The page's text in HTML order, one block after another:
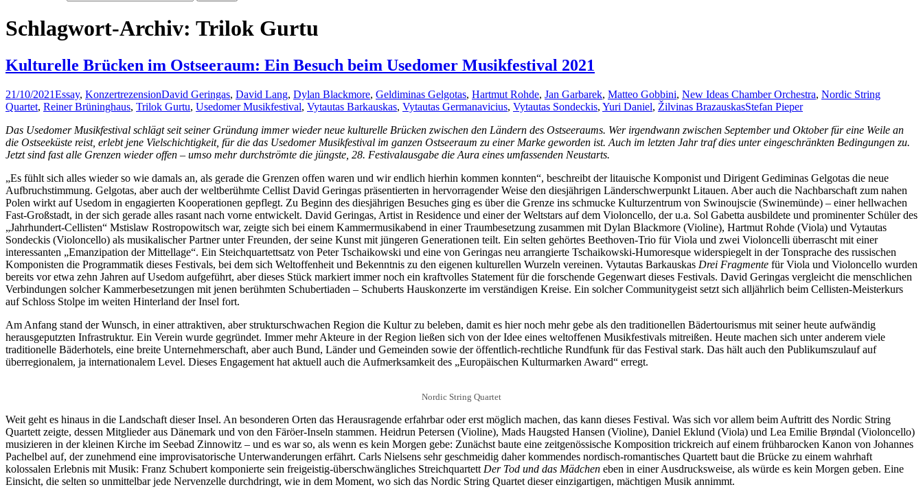
Schlagwort-Archiv: Trilok Gurtu
Kulturelle Brücken im Ostseeraum: Ein Besuch beim Usedomer Musikfestival 2021
21/10/2021Essay, KonzertrezensionDavid Geringas, David Lang, Dylan Blackmore, Geldiminas Gelgotas, Hartmut Rohde, Jan Garbarek, Matteo Gobbini, New Ideas Chamber Orchestra, Nordic String
Quartet, Reiner Brüninghaus, Trilok Gurtu, Usedomer Musikfestival, Vytautas Barkauskas, Vytautas Germanavicius, Vytautas Sondeckis, Yuri Daniel, Žilvinas BrazauskasStefan Pieper
Das Usedomer Musikfestival schlägt seit seiner Gründung immer wieder neue kulturelle Brücken zwischen den Ländern des Ostseeraums. Wer irgendwann zwischen September und Oktober für eine Weile an
die Ostseeküste reist, erlebt jene Vielschichtigkeit, für die das Usedomer Musikfestival im ganzen Ostseeraum zu einer Marke geworden ist. Auch im letzten Jahr traf dies unter eingeschränkten Bedingungen zu.
Jetzt sind fast alle Grenzen wieder offen – umso mehr durchströmte die jüngste, 28. Festivalausgabe die Aura eines umfassenden Neustarts.
„Es fühlt sich alles wieder so wie damals an, als gerade die Grenzen offen waren und wir endlich hierhin kommen konnten“, beschreibt der litauische Komponist und Dirigent Gediminas Gelgotas die neue
Aufbruchstimmung. Gelgotas, aber auch der weltberühmte Cellist David Geringas präsentierten in hervorragender Weise den diesjährigen Länderschwerpunkt Litauen. Aber auch die Nachbarschaft zum nahen
Polen wirkt auf Usedom in engagierten Kooperationen gepflegt. Zu Beginn des diesjährigen Besuches ging es über die Grenze ins schmucke Kulturzentrum von Swinoujscie (Swinemünde) – einer hellwachen
Fast-Großstadt, in der sich gerade alles rasant nach vorne entwickelt. David Geringas, Artist in Residence und einer der Weltstars auf dem Violoncello, der u.a. Sol Gabetta ausbildete und prominenter Schüler des
„Jahrhundert-Cellisten“ Mstislaw Rostropowitsch war, zeigte sich bei einem Kammermusikabend in einer Traumbesetzung zusammen mit Dylan Blackmore (Violine), Hartmut Rohde (Viola) und Vytautas
Sondeckis (Violoncello) als musikalischer Partner unter Freunden, der seine Kunst mit jüngeren Generationen teilt. Ein selten gehörtes Beethoven-Trio für Viola und zwei Violoncelli überrascht mit einer
interessanten „Emanzipation der Mittellage“. Ein Steichquartettsatz von Peter Tschaikowski und eine von Geringas neu arrangierte Tschaikowski-Humoresque widerspiegelt in der Tonsprache des russischen
Komponisten die Programmatik dieses Festivals, bei dem sich Weltoffenheit und Bekenntnis zu den eigenen kulturellen Wurzeln vereinen. Vytautas Barkauskas Drei Fragmente für Viola und Violoncello wurden
bereits vor etwa zehn Jahren auf Usedom aufgeführt, aber dieses Stück markiert immer noch ein kraftvolles Statement für die forschende Gegenwart dieses Festivals. David Geringas vergleicht die menschlichen
Verbindungen solcher Kammerbesetzungen mit jenen berühmten Schubertiaden – Schuberts Hauskonzerte im verständigen Kreise. Ein solcher Communitygeist setzt sich alljährlich beim Cellisten-Meisterkurs
auf Schloss Stolpe im weiten Hinterland der Insel fort.
Am Anfang stand der Wunsch, in einer attraktiven, aber strukturschwachen Region die Kultur zu beleben, damit es hier noch mehr gebe als den traditionellen Bädertourismus mit seiner heute aufwändig
herausgeputzten Infrastruktur. Ein Verein wurde gegründet. Immer mehr Akteure in der Region ließen sich von der Idee eines weltoffenen Musikfestivals mitreißen. Heute machen sich unter anderem viele
traditionelle Bäderhotels, eine breite Unternehmerschaft, aber auch Bund, Länder und Gemeinden sowie der öffentlich-rechtliche Rundfunk für das Festival stark. Das hält auch den Publikumszulauf auf
überregionalem, ja internationalem Level. Dieses Engagement hat aktuell auch die Aufmerksamkeit des „Europäischen Kulturmarken Award“ erregt.
Nordic String Quartet
Weit geht es hinaus in die Landschaft dieser Insel. An besonderen Orten das Herausragende erfahrbar oder erst möglich machen, das kann dieses Festival. Was sich vor allem beim Auftritt des Nordic String
Quartett zeigte, dessen Mitglieder aus Dänemark und von den Färöer-Inseln stammen. Heidrun Petersen (Violine), Mads Haugsted Hansen (Violine), Daniel Eklund (Viola) und Lea Emilie Brøndal (Violoncello)
musizieren in der kleinen Kirche im Seebad Zinnowitz – und es war so, als wenn es kein Morgen gebe: Zunächst baute eine zeitgenössische Komposition trickreich auf einem frühbarocken Kanon von Johannes
Pachelbel auf, der zunehmend eine improvisatorische Unterwanderungen erfährt. Carls Nielsens sehr geschmeidig daher kommendes nordisch-romantisches Quartett baut die Brücke zu einem wahrhaft
kolossalen Erlebnis mit Musik: Franz Schubert komponierte sein freigeistig-überschwängliches Streichquartett Der Tod und das Mädchen eben in einer Ausdrucksweise, als würde es kein Morgen geben. Eine
Einsicht, die selten so unmittelbar jede Nervenzelle durchdringt, wie in dem Moment, wo sich das Nordic String Quartet dieser einzigartigen, mächtigen Musik annimmt.